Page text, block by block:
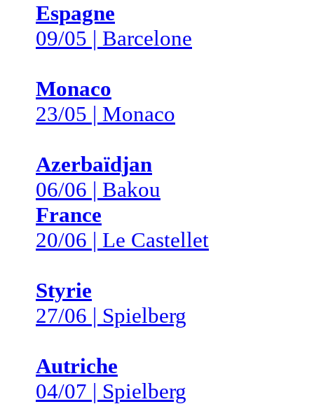
Espagne
09/05 | Barcelone
Monaco
23/05 | Monaco
Azerbaïdjan
06/06 | Bakou
France
20/06 | Le Castellet
Styrie
27/06 | Spielberg
Autriche
04/07 | Spielberg